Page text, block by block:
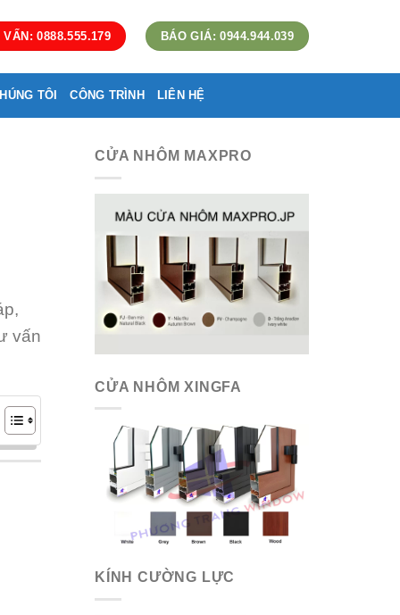
VẤN: 0888.555.179 BÁO GIÁ: 0944.944.039
TÔI CÔNG TRÌNH LIÊN HỆ
vấn
CỬA NHÔM MAXPRO
CỬA NHÔM XINGFA
KÍNH CƯỜNG LỰC